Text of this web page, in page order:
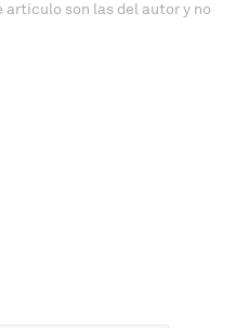
artículo son las del autor y no